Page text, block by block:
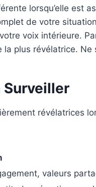
lorsqu’elle est
de votre
voix intérieure.
plus révélatrice.
Surveiller
révélatrices
valeurs